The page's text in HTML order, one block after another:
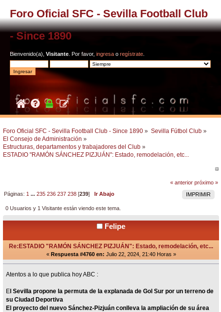
Foro Oficial SFC - Sevilla Football Club
- Since 1890
Bienvenido(a), Visitante . Por favor, ingresa o regístrate
Foro Oficial SFC - Sevilla Football Club - Since 1890 » Sevilla Fútbol Club »
El Consejo de Administración »
Estructuras, departamentos y trabajadores del Club »
ESTADIO "RAMÓN SÁNCHEZ PIZJUÁN": Estado, remodelación, etc...
« anterior próximo »
IMPRIMIR
Páginas: 1 ...235 236 237 238 [239]Ir Abajo
0 Usuarios y 1 Visitante están viendo este tema.
Felipe
Re:ESTADIO "RAMÓN SÁNCHEZ PIZJUÁN": Estado, remodelación, etc...
« Respuesta #4760 en: Julio 22, 2024, 21:40 Horas »
Atentos a lo que publica hoy ABC :
El Sevilla propone la permuta de la explanada de Gol Sur por un terreno de
su Ciudad Deportiva
El proyecto del nuevo Sánchez-Pizjuán conlleva la ampliación de su área